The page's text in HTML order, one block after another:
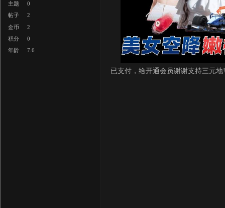
主题
0
帖子
2
金币
2
积分
0
年龄
7.6
已支付，给开通会员谢谢支持三元地!